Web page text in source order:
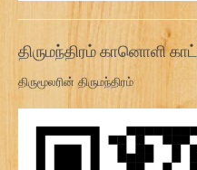
திருமந்திரம் கானொளி
திருமூலரின் திருமந்திரம்